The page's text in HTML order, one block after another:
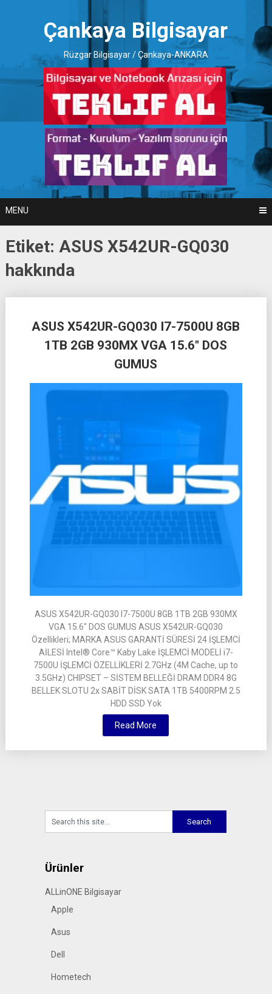
Çankaya Bilgisayar
Rüzgar Bilgisayar / Çankaya-ANKARA
MENU
Etiket: ASUS X542UR-GQ030
hakkında
ASUS X542UR-GQ030 I7-7500U 8GB
1TB 2GB 930MX VGA 15.6″ DOS
GUMUS
ASUS X542UR-GQ030 I7-7500U 8GB 1TB 2GB 930MX
VGA 15.6″ DOS GUMUS ASUS X542UR-GQ030
Özellikleri; MARKA ASUS GARANTİ SÜRESİ 24 İŞLEMCİ
AİLESİ Intel® Core™ Kaby Lake İŞLEMCİ MODELİ i7-
7500U İŞLEMCİ ÖZELLİKLERİ 2.7GHz (4M Cache, up to
3.5GHz) CHIPSET – SİSTEM BELLEĞİ DRAM DDR4 8G
BELLEK SLOTU 2x SABİT DİSK SATA 1TB 5400RPM 2.5
HDD SSD Yok
Read More
navigation
Ürünler
ALLinONE Bilgisayar
Apple
Asus
Dell
Hometech